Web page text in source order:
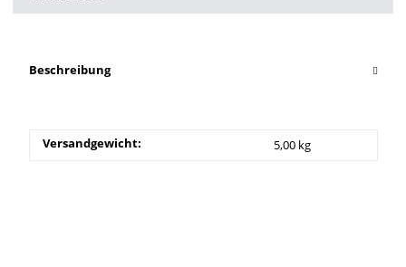
Beschreibung
Versandgewicht: 5,00 kg